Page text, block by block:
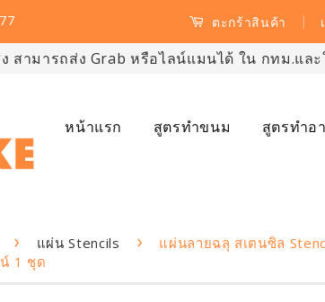
ตะกร้าสินค้า |
สามารถส่ง Grab หรือไลน์แมนได้ ใน กทม.และ
หน้าแรก สูตรทำขนม สูตรทำอ
› แผ่น Stencils ›
แผ่นลายฉลุ สเตนซิล
1 ชุด